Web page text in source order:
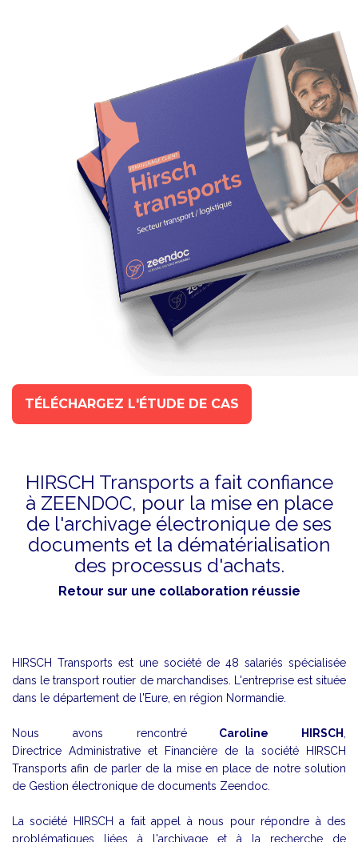
TÉLÉCHARGEZ L'ÉTUDE DE CAS
HIRSCH Transports a fait confiance
à ZEENDOC, pour la mise en place
de l'archivage électronique de ses
documents et la dématérialisation
des processus d'achats.
Retour sur une collaboration réussie
HIRSCH Transports est une société de 48 salariés spécialisée
dans le transport routier de marchandises. L'entreprise est située
dans le département de l'Eure, en région Normandie.
Nous avons rencontréCaroline HIRSCH
Directrice Administrative et Financière de la société HIRSCH
Transports afin de parler de la mise en place de notre solution
de Gestion électronique de documents Zeendoc.
La société HIRSCH a fait appel à nous pour répondre à des
problématiques liées à l'archivage et à la recherche de